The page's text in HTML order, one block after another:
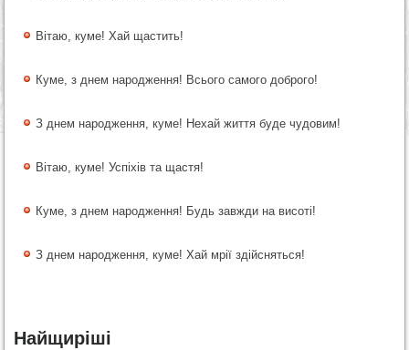
Вітаю, куме! Хай щастить!
Куме, з днем народження! Всього самого доброго!
З днем народження, куме! Нехай життя буде чудовим!
Вітаю, куме! Успіхів та щастя!
Куме, з днем народження! Будь завжди на висоті!
З днем народження, куме! Хай мрії здійсняться!
Найщиріші